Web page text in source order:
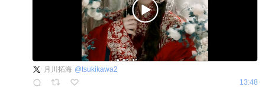
月川拓海 @tsukikawa2
13:48